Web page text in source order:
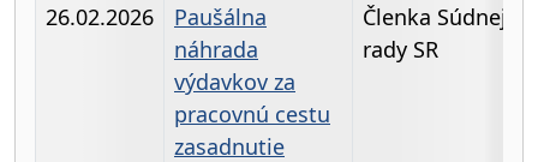
26.02.2026
Paušálna
náhrada
výdavkov za
pracovnú cestu
zasadnutie
Členka Súdnej
rady SR